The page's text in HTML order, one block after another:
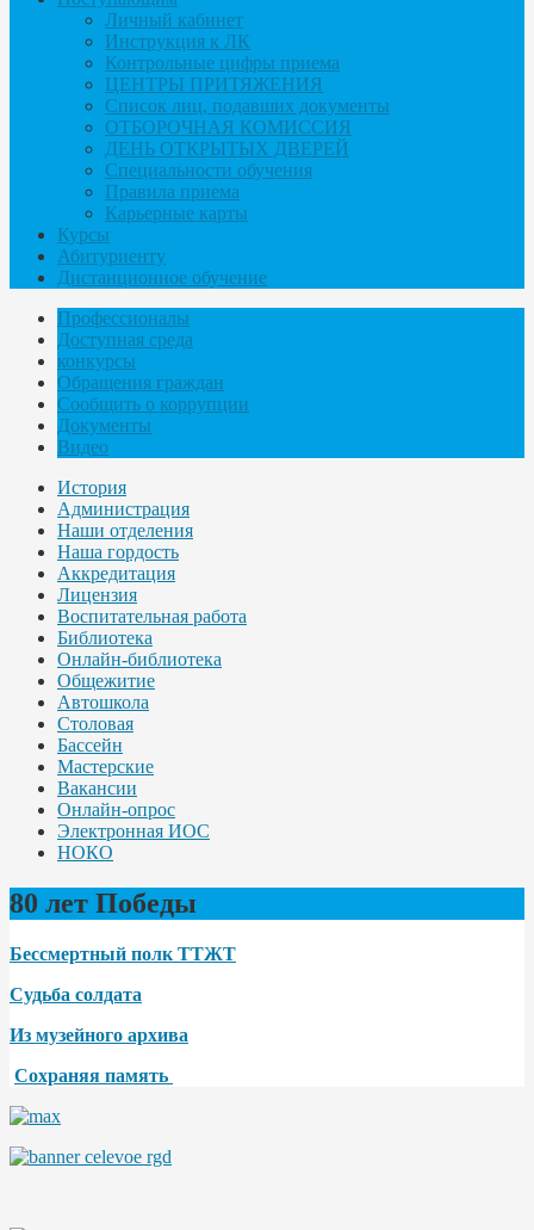
Личный кабинет
Инструкция к ЛК
Контрольные цифры приема
ЦЕНТРЫ ПРИТЯЖЕНИЯ
Список лиц, подавших документы
ОТБОРОЧНАЯ КОМИССИЯ
ДЕНЬ ОТКРЫТЫХ ДВЕРЕЙ
Специальности обучения
Правила приема
Карьерные карты
Курсы
Абитуриенту
Дистанционное обучение
Профессионалы
Доступная среда
конкурсы
Обращения граждан
Сообщить о коррупции
Документы
Видео
История
Администрация
Наши отделения
Наша гордость
Аккредитация
Лицензия
Воспитательная работа
Библиотека
Онлайн-библиотека
Общежитие
Автошкола
Столовая
Бассейн
Мастерские
Вакансии
Онлайн-опрос
Электронная ИОС
НОКО
80 лет Победы
Бессмертный полк ТТЖТ
Судьба солдата
Из музейного архива
Сохраняя память